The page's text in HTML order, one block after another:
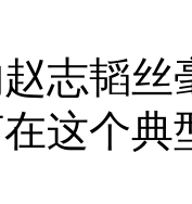
志韬
这个